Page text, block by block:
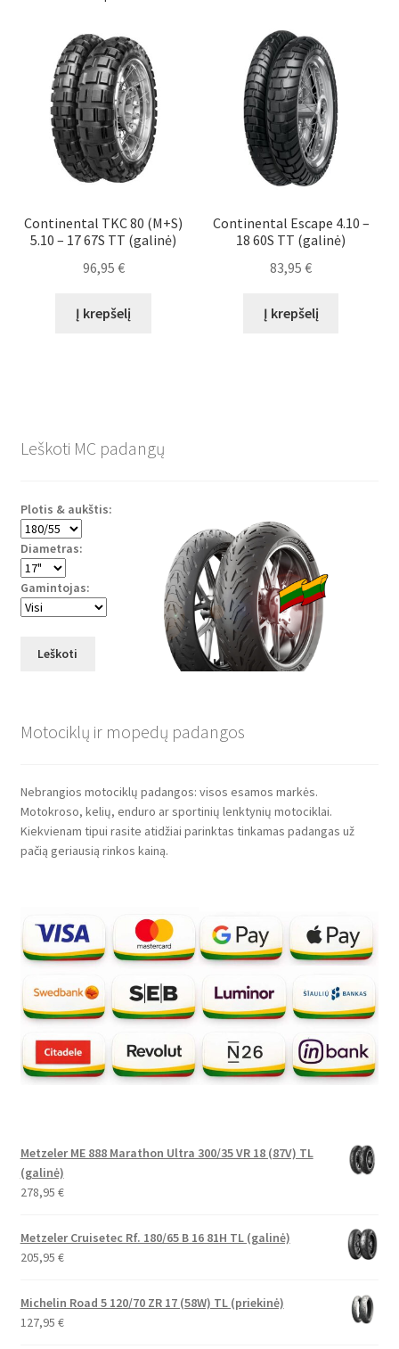
Continental TKC 80 (M+S)
5.10 – 17 67S TT (galinė)
96,95 €
Į krepšelį
Continental Escape 4.10 –
18 60S TT (galinė)
83,95€
Į krepšelį
Leškoti MC padangų
Plotis & aukštis:
Diametras:
Gamintojas:
Leškoti
Motociklų ir mopedų padangos
Nebrangios motociklų padangos: visos esamos markės.
Motokroso, kelių, enduro ar sportinių lenktynių motociklai.
Kiekvienam tipui rasite atidžiai parinktas tinkamas padangas už
pačią geriausią rinkos kainą.
Metzeler ME 888 Marathon Ultra 300/35 VR 18 (87V) TL
(galinė)
278,95 €
Metzeler Cruisetec Rf. 180/65 B 16 81H TL (galinė)
205,95 €
Michelin Road 5 120/70 ZR 17 (58W) TL (priekinė)
127,95 €